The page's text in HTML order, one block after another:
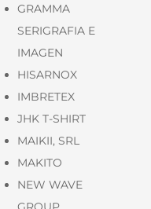
GRAMMA
SERIGRAFIA E
IMAGEN
HISARNOX
IMBRETEX
JHK T-SHIRT
MAIKII, SRL
MAKITO
NEW WAVE